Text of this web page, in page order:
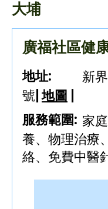
大埔
廣福社區健
地址:
新
號 地圖
服務範圍: 家
養、物理治療
絡、免費中醫